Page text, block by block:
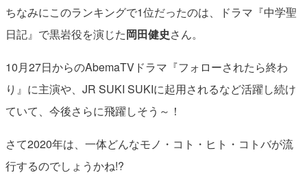
ちなみにこのランキングで1位だったのは、ドラマ『中学聖
日記』で黒岩役を演じた岡田健史さん。
10月27日からのAbemaTVドラマ『フォローされたら終わ
り』に主演や、JR SUKI SUKIに起用されるなど活躍し続け
ていて、今後さらに飛躍しそう～！
さて2020年は、一体どんなモノ・コト・ヒト・コトバが流
行するのでしょうかね!?